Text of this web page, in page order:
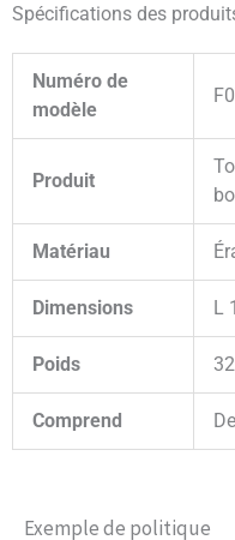
Spécifications des
Numéro de
modèle
Produit
Matériau
Dimensions L
Poids
Comprend
Exemple de politique